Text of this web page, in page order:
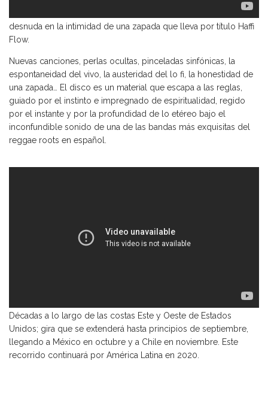
desnuda en la intimidad de una zapada que lleva por título Haffi
Flow.
Nuevas canciones, perlas ocultas, pinceladas sinfónicas, la
espontaneidad del vivo, la austeridad del lo fi, la honestidad de
una zapada… El disco es un material que escapa a las reglas,
guiado por el instinto e impregnado de espiritualidad, regido
por el instante y por la profundidad de lo etéreo bajo el
inconfundible sonido de una de las bandas más exquisitas del
reggae roots en español.
Actualmente Los Cafres se encuentran presentando el tour 3
Décadas a lo largo de las costas Este y Oeste de Estados
Unidos; gira que se extenderá hasta principios de septiembre,
llegando a México en octubre y a Chile en noviembre. Este
recorrido continuará por América Latina en 2020.